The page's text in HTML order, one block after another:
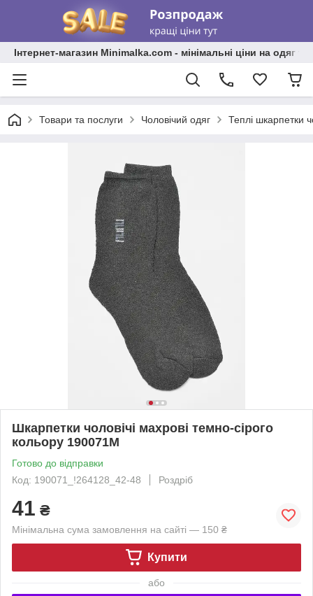
Інтернет-магазин Minimalka.com - мінімальні ціни на одяг
Товари та послуги Чоловічий одяг Теплі шкарпетки
Шкарпетки чоловічі махрові темно-сірого
кольору 190071M
Готово до відправки
Код: 190071_!264128_42-48
Роздріб
41 ₴
Мінімальна сума замовлення на сайті — 150 ₴
Купити
або